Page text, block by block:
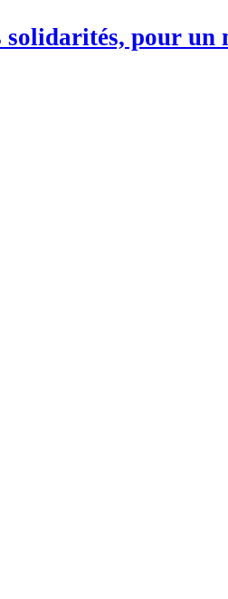
pour un